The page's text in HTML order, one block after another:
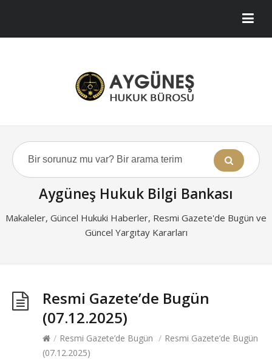
Aygüneş Hukuk Bilgi Bankası
Makaleler, Güncel Hukuki Haberler, Resmi Gazete'de Bugün ve
Güncel Yargıtay Kararları
Resmi Gazete’de Bugün
(07.12.2025)
/ Resmi Gazete’de Bugün / Resmi Gazete’de Bugün
(07.12.2025)